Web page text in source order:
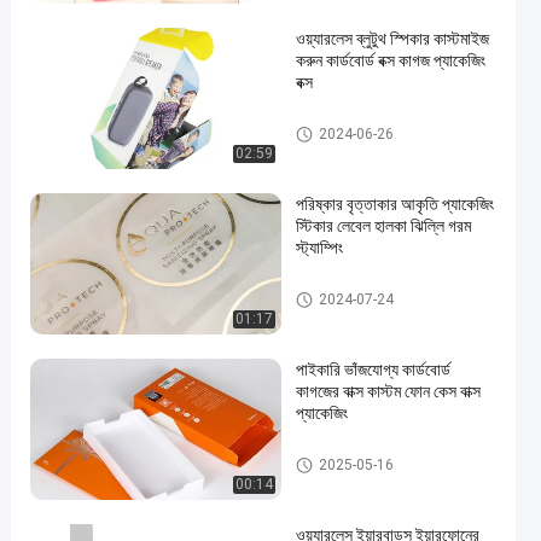
02:59
ওয়্যারলেস ব্লুটুথ স্পিকার কাস্টমাইজ
করুন কার্ডবোর্ড বক্স কাগজ প্যাকেজিং
বক্স
ইয়ারফোন প্যাকেজিং বক্স
2024-06-26
01:17
পরিষ্কার বৃত্তাকার আকৃতি প্যাকেজিং
স্টিকার লেবেল হালকা ঝিল্লি গরম
স্ট্যাম্পিং
প্যাকেজিং স্টিকার লেবেল
2024-07-24
00:14
পাইকারি ভাঁজযোগ্য কার্ডবোর্ড
কাগজের বাক্স কাস্টম ফোন কেস বাক্স
প্যাকেজিং
ফোন কেস প্যাকেজিং বক্স
2025-05-16
ওয়্যারলেস ইয়ারবাডস ইয়ারফোনের